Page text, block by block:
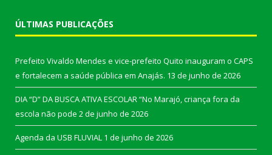
ÚLTIMAS PUBLICAÇÕES
Prefeito Vivaldo Mendes e vice-prefeito Quito inauguram o CAPS
e fortalecem a saúde pública em Anajás. 13 de junho de 2026
DIA “D” DA BUSCA ATIVA ESCOLAR “No Marajó, criança fora da
escola não pode 2 de junho de 2026
Agenda da USB FLUVIAL 1 de junho de 2026